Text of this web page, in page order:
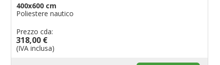
400x600 cm
Poliestere nautico
Prezzo cda:
318,00 €
(IVA inclusa)